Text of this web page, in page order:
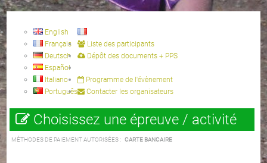
English
Français
Deutsch
Español
Italiano
Português
Liste des participants
Dépôt des documents + PPS
Programme de l'évènement
Contacter les organisateurs
Choisissez une épreuve / activité
MÉTHODES DE PAIEMENT AUTORISÉES : CARTE BANCAIRE